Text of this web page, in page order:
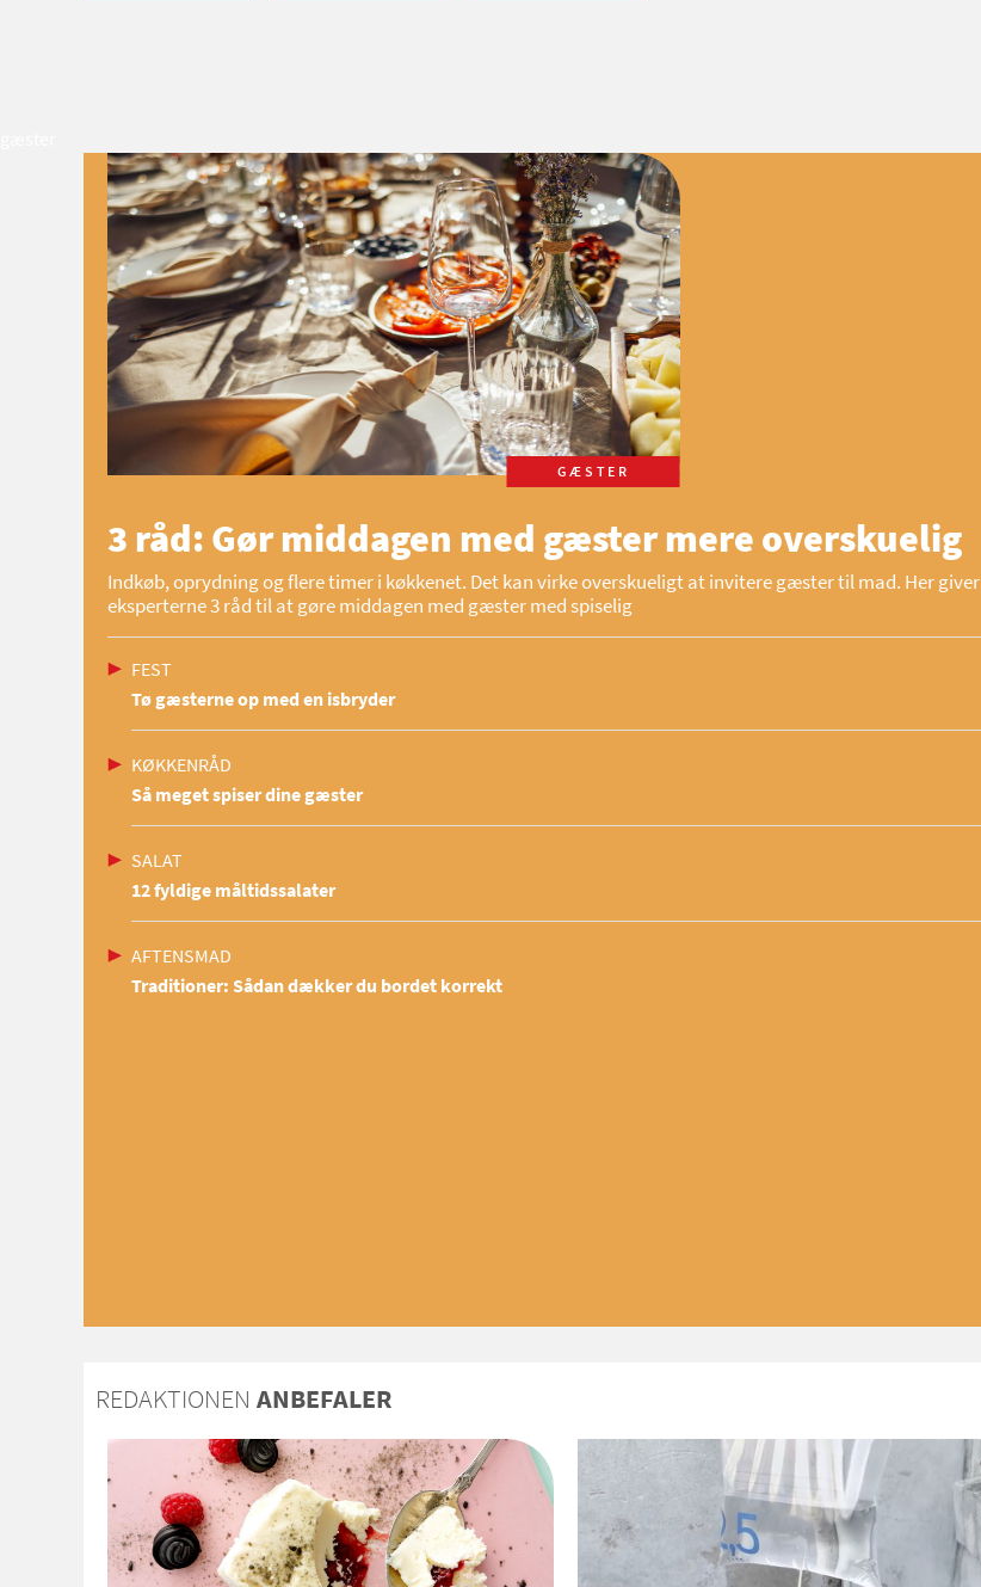
GÆSTER
3 råd: Gør middagen med gæster mere overskuelig
Indkøb, oprydning og flere timer i køkkenet. Det kan virke overskueligt at invitere gæster til mad. Her giver
eksperterne 3 råd til at gøre middagen med gæster med spiselig
FEST
Tø gæsterne op med en isbryder
KØKKENRÅD
Så meget spiser dine gæster
SALAT
12 fyldige måltidssalater
AFTENSMAD
Traditioner: Sådan dækker du bordet korrekt
REDAKTIONEN ANBEFALER